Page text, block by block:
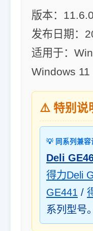
版本：
发布日期：
适用于：
Windows 11
⚠️ 特别说
💡 同系列兼容
Deli
得力Deli
GE441 /
系列型号。